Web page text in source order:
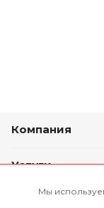
Компания
Услуги
Условия оплаты
Мы